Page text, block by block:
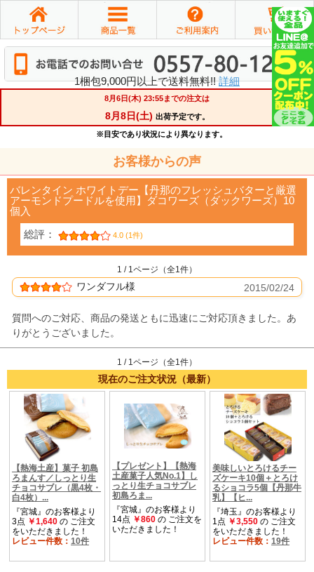
1梱包9,000円以上で送料無料!!詳細
お客様からの声
バレンタイン ホワイトデー【丹那のフレッシュバターと厳選
アーモンドプードルを使用】ダコワーズ（ダックワーズ）10
個入
総評：
4.0 (1件)
1 / 1ページ（全1件）
ワンダフル様 2015/02/24
質問へのご対応、商品の発送ともに迅速にご対応頂きました。あ
りがとうございました。
1 / 1ページ（全1件）
現在のご注文状況（最新）